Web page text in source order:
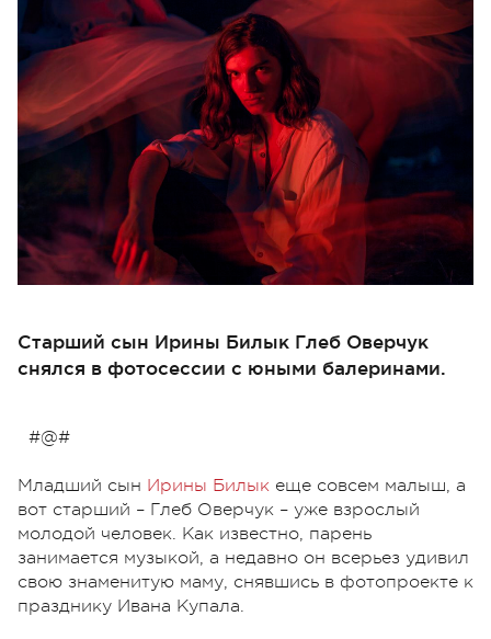
Старший сын Ирины Билык Глеб Оверчук
снялся в фотосессии с юными балеринами.
#@#
Младший сын Ирины Билык еще совсем малыш, а
вот старший – Глеб Оверчук – уже взрослый
молодой человек. Как известно, парень
занимается музыкой, а недавно он всерьез удивил
свою знаменитую маму, снявшись в фотопроекте к
празднику Ивана Купала.